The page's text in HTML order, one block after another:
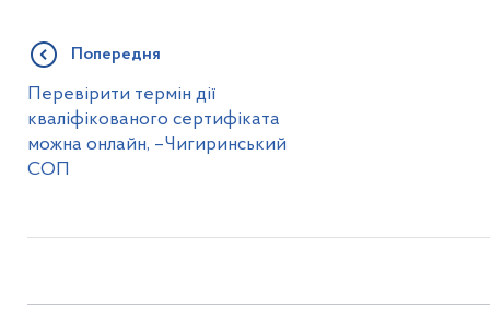
Попередня
Перевірити термін дії
кваліфікованого сертифіката
можна онлайн, –Чигиринський
СОП